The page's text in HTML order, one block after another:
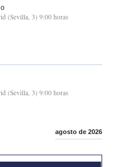
(Sevilla, 3) 9:00 horas
(Sevilla, 3) 9:00 horas
agosto de 2026